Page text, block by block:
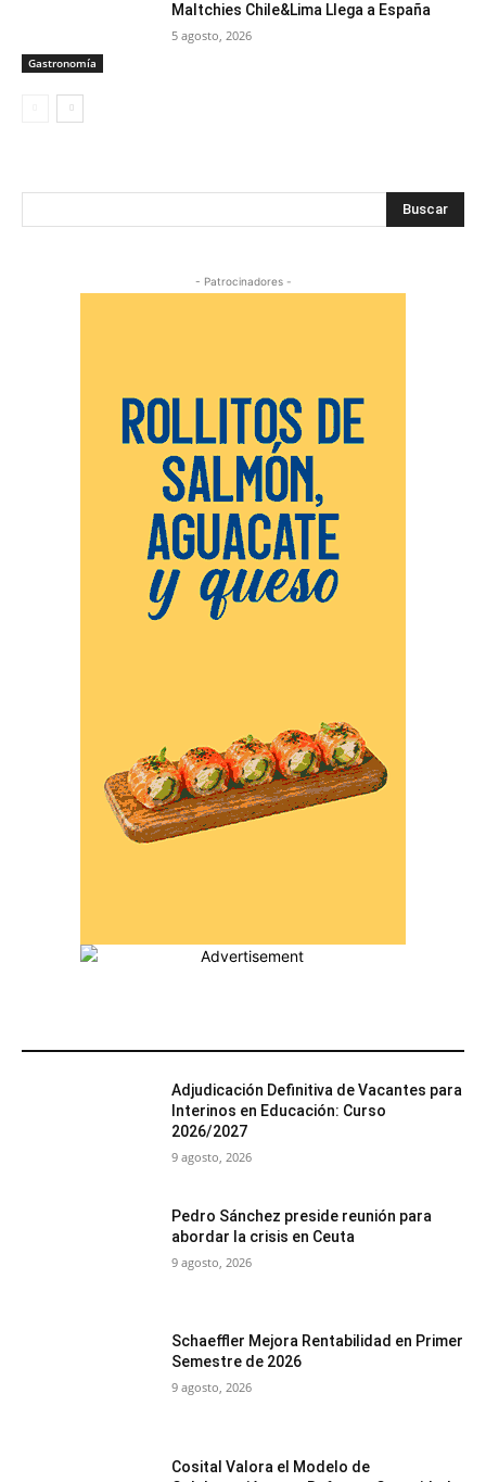
Gastronomía
Maltchies Chile&Lima Llega a España
5 agosto, 2026
Buscar
- Patrocinadores -
Adjudicación Definitiva de Vacantes para
Interinos en Educación: Curso
2026/2027
9 agosto, 2026
Pedro Sánchez preside reunión para
abordar la crisis en Ceuta
9 agosto, 2026
Schaeffler Mejora Rentabilidad en Primer
Semestre de 2026
9 agosto, 2026
Cosital Valora el Modelo de